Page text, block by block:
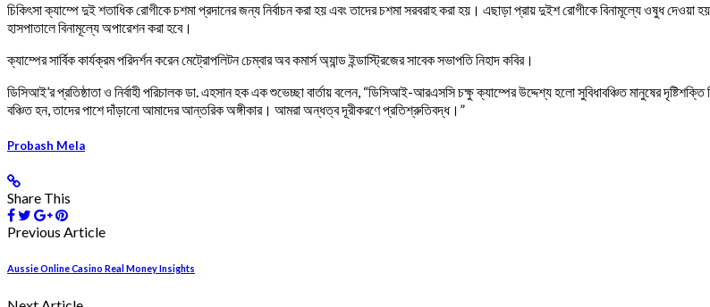
চিকিৎসা ক্যাম্পে দুই শতাধিক রোগীকে চশমা প্রদানের জন্য নির্বাচন করা হয় এবং তাদের চশমা সরবরাহ করা হয়। এছাড়া প্রায় দুইশ রোগীকে বিনামূল্যে ওষুধ
হাসপাতালে বিনামূল্যে অপারেশন করা হবে।
ক্যাম্পের সার্বিক কার্যক্রম পরিদর্শন করেন মেট্রোপলিটন চেম্বার অব কমার্স অ্যান্ড ইন্ডাস্ট্রিজের সাবেক সভাপতি নিহাদ কবির।
ডিসিআই’র প্রতিষ্ঠাতা ও নির্বাহী পরিচালক ডা. এহসান হক এক শুভেচ্ছা বার্তায় বলেন, “ডিসিআই-আরএসসি চক্ষু ক্যাম্পের উদ্দেশ্য হলো সুবিধাবঞ্চিত মানুষের
বঞ্চিত হন, তাদের পাশে দাঁড়ানো আমাদের আন্তরিক অঙ্গীকার। আমরা অন্ধত্ব দূরীকরণে প্রতিশ্রুতিবদ্ধ।”
Probash Mela
Share This
Previous Article
Aussie Online Casino Real Money Insights